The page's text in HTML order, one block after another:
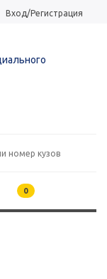
Вход/Регистрация
0